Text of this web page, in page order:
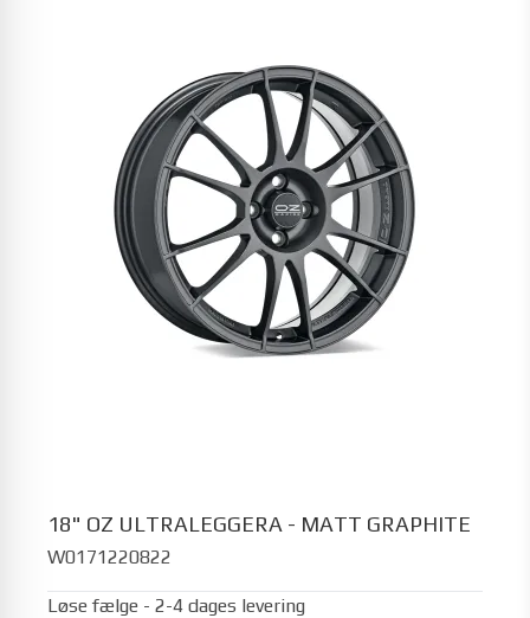
18" OZ ULTRALEGGERA - MATT GRAPHITE
W0171220822
Løse fælge - 2-4 dages levering